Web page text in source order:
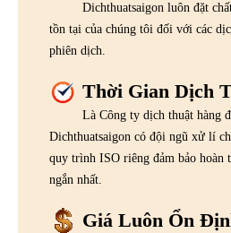
Dichthuatsaigon luôn đặt
tồn tại của chúng tôi đối với các
phiên dịch.
Thời Gian Dịch
Là Công ty dịch thuật hàng
Dichthuatsaigon có đội ngũ xử lí
quy trình ISO riêng đảm bảo hoàn
ngắn nhất.
Giá Luôn Ổn